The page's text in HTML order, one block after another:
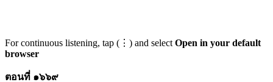
For continuous listening, tap (⋮) and select Open in your default
browser
ตอนที่ ๑๖๖๙